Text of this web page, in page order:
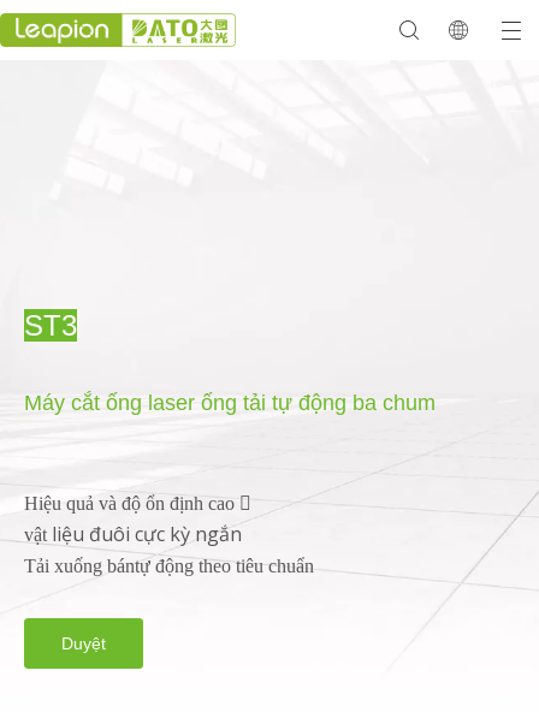
ST3
Máy cắt ống laser ống tải tự động ba chum
Hiệu quả và độ ổn định cao 
vật liệu đuôi cực kỳ ngắn
Tải xuống bántự động theo tiêu chuẩn
Duyệt